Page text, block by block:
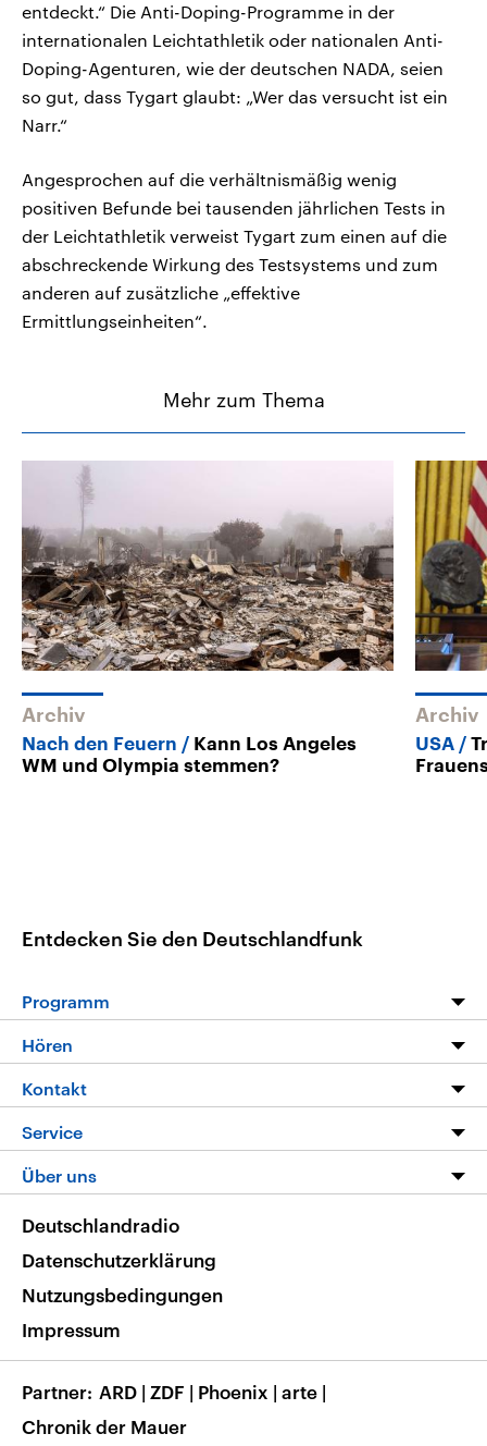
entdeckt.“ Die Anti-Doping-Programme in der
internationalen Leichtathletik oder nationalen Anti-
Doping-Agenturen, wie der deutschen NADA, seien
so gut, dass Tygart glaubt: „Wer das versucht ist ein
Narr.“
Angesprochen auf die verhältnismäßig wenig
positiven Befunde bei tausenden jährlichen Tests in
der Leichtathletik verweist Tygart zum einen auf die
abschreckende Wirkung des Testsystems und zum
anderen auf zusätzliche „effektive
Ermittlungseinheiten“.
Mehr zum Thema
Archiv
Nach den Feuern
Kann Los Angeles
WM und Olympia stemmen?
Archiv
USA
Entdecken Sie den Deutschlandfunk
Programm
Programm
Die Nachrichten
Nachrichtenleicht
Neue Beiträge auf dlf.de
Hören
Livestream
Podcasts
Deutschlandfunk App
Nachrichten App
Frequenzen
Kontakt
Hörerservice
Service
FAQ
Veranstaltungen
Musikliste
RSS
Über uns
Barrierefreiheit
Deutschlandradio
Datenschutzerklärung
Nutzungsbedingungen
Impressum
Partner ARD | ZDF | Phoenix | arte |
Chronik der Mauer